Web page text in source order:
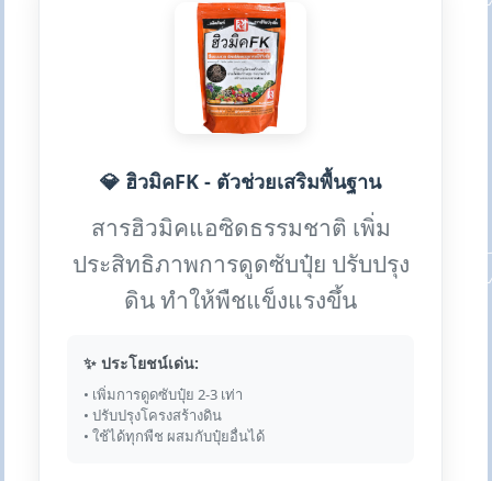
💎 ฮิวมิคFK - ตัวช่วยเสริมพื้นฐาน
สารฮิวมิคแอซิดธรรมชาติ เพิ่ม
ประสิทธิภาพการดูดซับปุ๋ย ปรับปรุง
ดิน ทำให้พืชแข็งแรงขึ้น
✨ ประโยชน์เด่น:
• เพิ่มการดูดซับปุ๋ย 2-3 เท่า
• ปรับปรุงโครงสร้างดิน
• ใช้ได้ทุกพืช ผสมกับปุ๋ยอื่นได้